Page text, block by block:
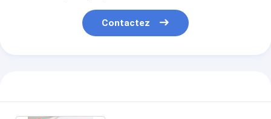
Contactez